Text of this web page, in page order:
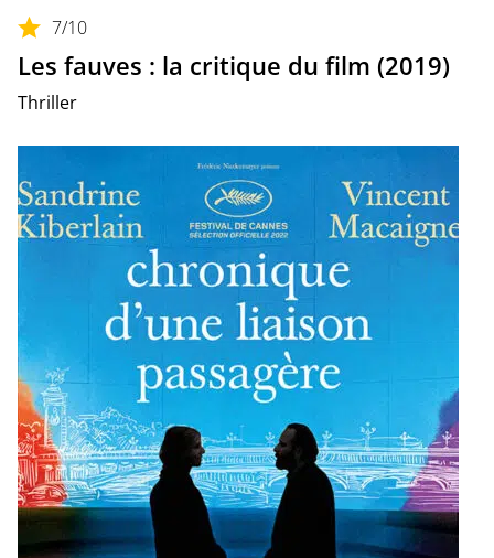
7/10
Les fauves : la critique du film (2019)
Thriller